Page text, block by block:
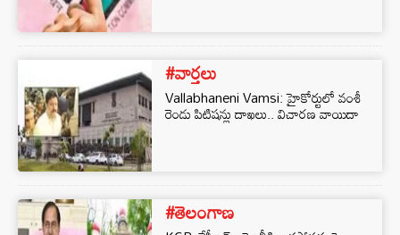
#వార్తలు
Vallabhaneni Vamsi: హైకోర్టులో వంశీ
రెండు పిటిషన్లు దాఖలు.. విచారణ వాయిదా
#తెలంగాణ